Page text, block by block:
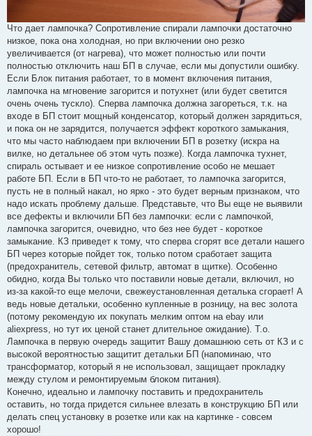
Что дает лампочка? Сопротивление спирали лампочки достаточно
низкое, пока она холодная, но при включении оно резко
увеличивается (от нагрева), что может полностью или почти
полностью отключить наш БП в случае, если мы допустили ошибку.
Если Блок питания работает, то в момент включения питания,
лампочка на мгновение загорится и потухнет (или будет светится
очень очень тускло). Сперва лампочка должна загореться, т.к. на
входе в БП стоит мощный конденсатор, который должен зарядиться,
и пока он не зарядится, получается эффект короткого замыкания,
что мы часто наблюдаем при включении БП в розетку (искра на
вилке, но детальнее об этом чуть позже). Когда лампочка тухнет,
спираль остывает и ее низкое сопротивление особо не мешает
работе БП. Если в БП что-то не работает, то лампочка загорится,
пусть не в полный накал, но ярко - это будет верным признаком, что
надо искать проблему дальше. Представьте, что Вы еще не выявили
все дефекты и включили БП без лампочки: если с лампочкой,
лампочка загорится, очевидно, что без нее будет - короткое
замыкание. КЗ приведет к тому, что сперва сгорят все детали нашего
БП через которые пойдет ток, только потом сработает защита
(предохранитель, сетевой фильтр, автомат в щитке). Особенно
обидно, когда Вы только что поставили новые детали, включил, но
из-за какой-то еще мелочи, свежеустановленная деталька сгорает! А
ведь новые детальки, особенно купленные в розницу, на вес золота
(потому рекомендую их покупать мелким оптом на ebay или
aliexpress, но тут их ценой станет длительное ожидание). Т.о.
Лампочка в первую очередь защитит Вашу домашнюю сеть от КЗ и с
высокой вероятностью защитит детальки БП (напоминаю, что
трансформатор, который я не использовал, защищает прокладку
между стулом и ремонтируемым блоком питания).
Конечно, идеально и лампочку поставить и предохранитель
оставить, но тогда придется сильнее влезать в конструкцию БП или
делать спец установку в розетке или как на картинке - совсем
хорошо!